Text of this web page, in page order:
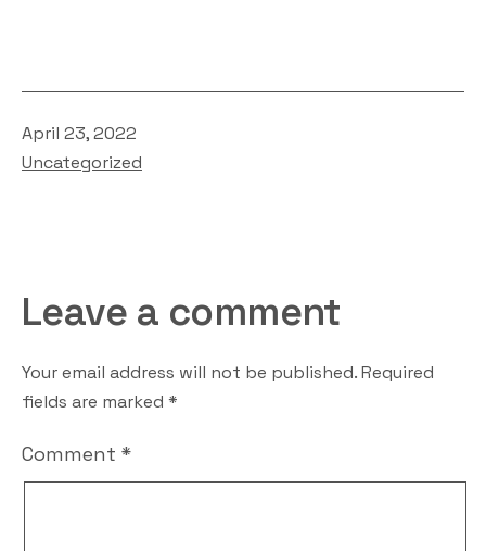
Published
April 23, 2022
Categorized
Uncategorized
Leave a comment
Your email address will not be published.Required
fields are marked *
Comment *